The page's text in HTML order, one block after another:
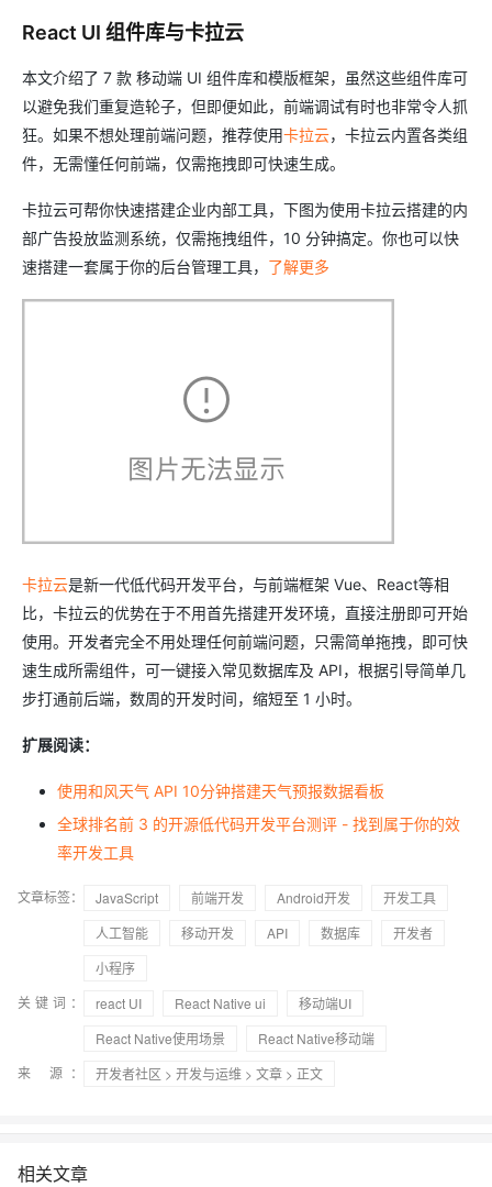
React UI 组件库与卡拉云
本文介绍了 7 款 移动端 UI 组件库和模版框架，虽然这些组件库可
以避免我们重复造轮子，但即便如此，前端调试有时也非常令人抓
狂。如果不想处理前端问题，推荐使用卡拉云，卡拉云内置各类组
件，无需懂任何前端，仅需拖拽即可快速生成。
卡拉云可帮你快速搭建企业内部工具，下图为使用卡拉云搭建的内
部广告投放监测系统，仅需拖拽组件，10 分钟搞定。你也可以快
速搭建一套属于你的后台管理工具， 了解更多
卡拉云是新一代低代码开发平台，与前端框架 Vue、React等相
比，卡拉云的优势在于不用首先搭建开发环境，直接注册即可开始
使用。开发者完全不用处理任何前端问题，只需简单拖拽，即可快
速生成所需组件，可一键接入常见数据库及 API，根据引导简单几
步打通前后端，数周的开发时间，缩短至 1 小时。
扩展阅读：
使用和风天气 API 10分钟搭建天气预报数据看板
全球排名前 3 的开源低代码开发平台测评 - 找到属于你的效
率开发工具
文章标签： JavaScript 前端开发 Android开发
开发工具
人工智能
移动开发 API 数据库
开发者
小程序
关键词：
react UI React Native ui
移动端UI
React Native使用场景
React Native移动端
来 源：
开发者社区 > 开发与运维 > 文章 > 正文
相关文章